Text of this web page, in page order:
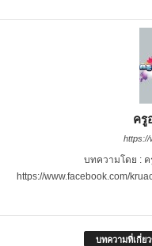
ครู
https://
บทความโดย :
https://www.facebook.com/
บทความที่เกี่ย